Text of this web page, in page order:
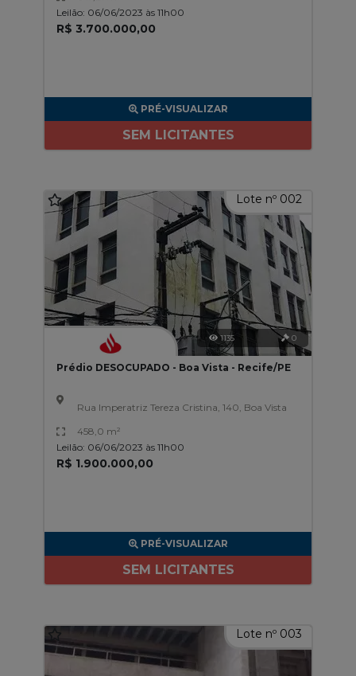
Leilão: 06/06/2023 às 11h00
R$ 3.700.000,00
PRÉ-VISUALIZAR
SEM LICITANTES
Lote nº 002
1135 0
Prédio DESOCUPADO - Boa Vista - Recife/PE
Rua Imperatriz Tereza Cristina, 140, Boa Vista
458,0 m²
Leilão: 06/06/2023 às 11h00
R$ 1.900.000,00
PRÉ-VISUALIZAR
SEM LICITANTES
Lote nº 003